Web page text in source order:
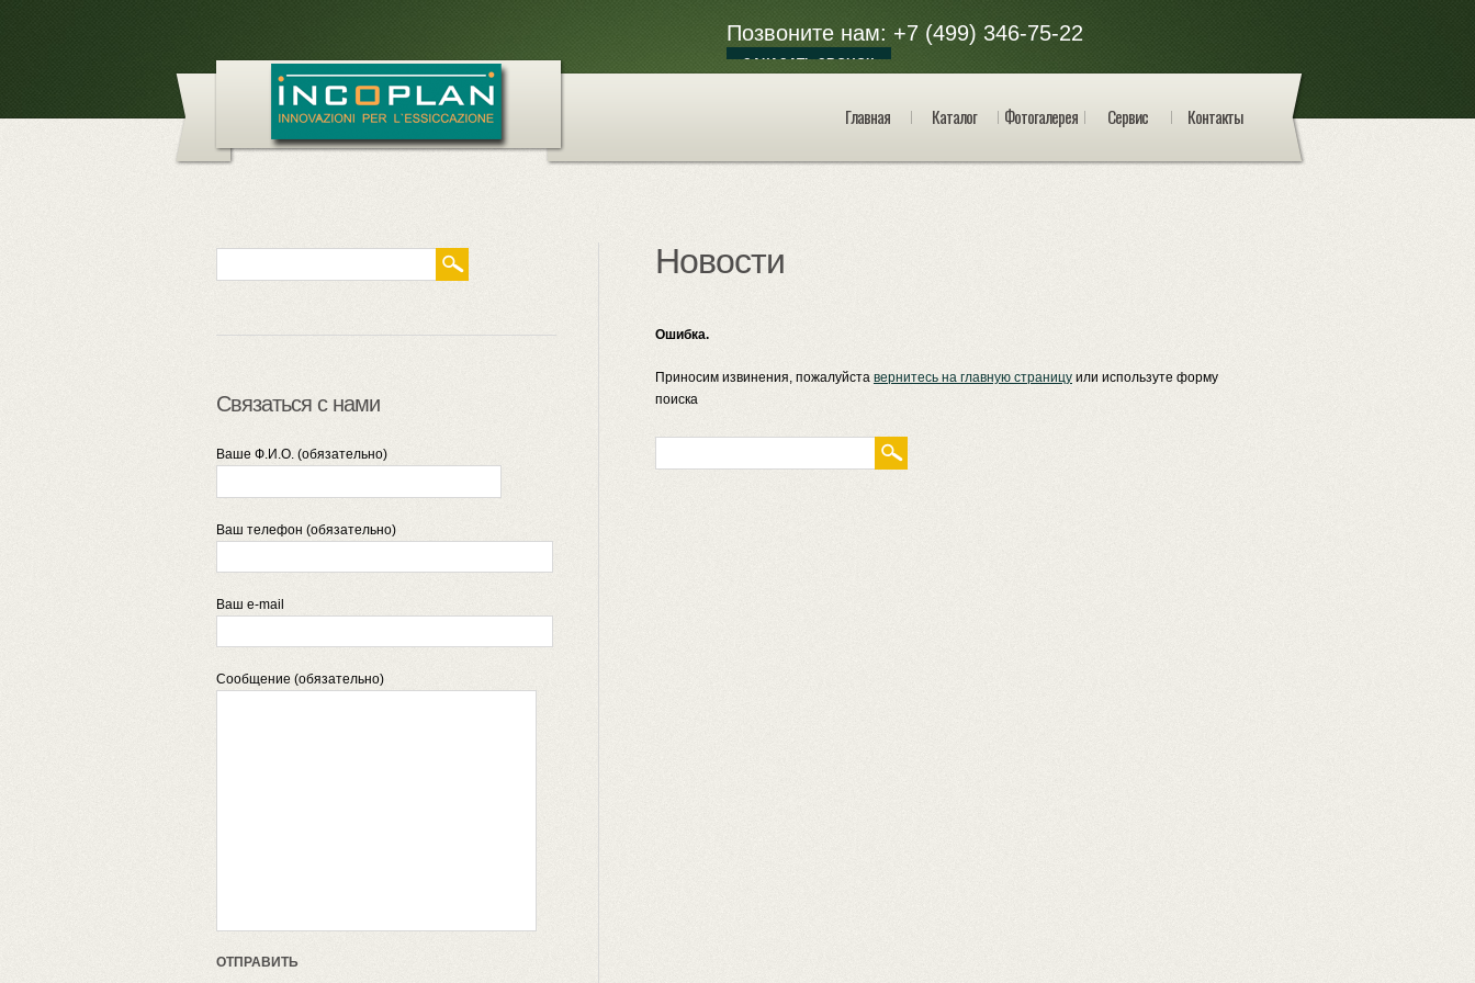
Позвоните нам: +7 (499) 346-75-22
ЗАКАЗАТЬ ЗВОНОК
Главная Каталог Фотогалерея Сервис Контакты
Новости
Ошибка.
Приносим извинения, пожалуйста вернитесь на главную страницу или используте форму
поиска
Связаться с нами
Ваше Ф.И.О. (обязательно)
Ваш телефон (обязательно)
Ваш e-mail
Сообщение (обязательно)